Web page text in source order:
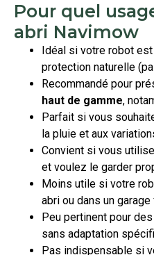
Pour quel
abri Navimow
Idéal si votre robot
protection naturelle
Recommandé pour
haut de gamme,
Parfait si vous
la pluie et aux
Convient si vous
et voulez le garder
Moins utile si votre
abri ou dans un
Peu pertinent pour
sans adaptation
Pas indispensable si